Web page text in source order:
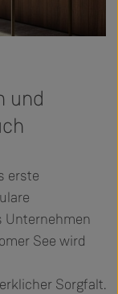
und
erste
Unternehmen
See wird
Sorgfalt.